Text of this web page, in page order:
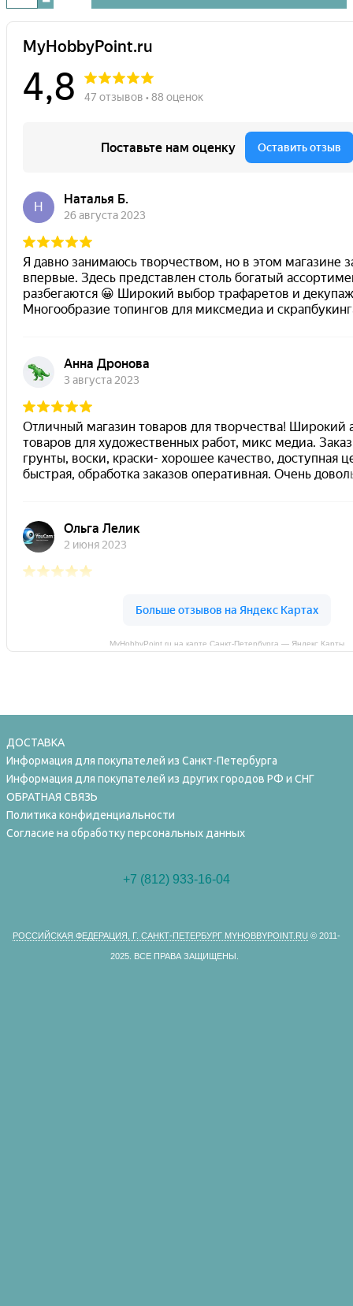
MyHobbyPoint.ru на карте Санкт‑Петербурга — Яндекс Карты
ДОСТАВКА
Информация для покупателей из Санкт-Петербурга
Информация для покупателей из других городов РФ и СНГ
ОБРАТНАЯ СВЯЗЬ
Политика конфиденциальности
Согласие на обработку персональных данных
+7 (812) 933-16-04
РОССИЙСКАЯ ФЕДЕРАЦИЯ, Г. САНКТ-ПЕТЕРБУРГ MYHOBBYPOINT.RU © 2011-
2025. ВСЕ ПРАВА ЗАЩИЩЕНЫ.